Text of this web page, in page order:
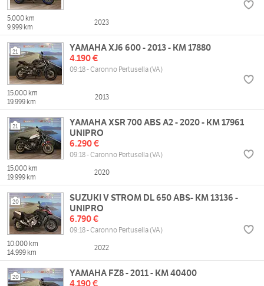
5.000 km
9.999 km
2023
21
YAMAHA XJ6 600 - 2013 - KM 17880
4.190 €
09:18 - Caronno Pertusella (VA)
15.000 km
19.999 km
2013
21
YAMAHA XSR 700 ABS A2 - 2020 - KM 17961
UNIPRO
6.290 €
09:18 - Caronno Pertusella (VA)
15.000 km
19.999 km
2020
20
SUZUKI V STROM DL 650 ABS- KM 13136 -
UNIPRO
6.790 €
09:18 - Caronno Pertusella (VA)
10.000 km
14.999 km
2022
20
YAMAHA FZ8 - 2011 - KM 40400
4.190 €